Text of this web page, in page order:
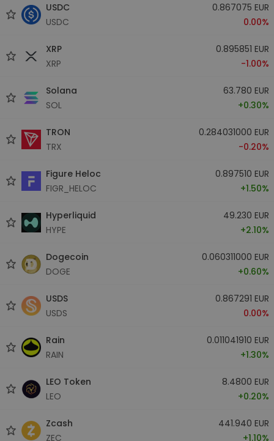
USDC
USDC
0.867075 EUR
0.00%
XRP
XRP
0.895851 EUR
-1.00%
Solana
SOL
63.780 EUR
+0.30%
TRON
TRX
0.284031000 EUR
-0.20%
Figure Heloc
FIGR_HELOC
0.897510 EUR
+1.50%
Hyperliquid
HYPE
49.230 EUR
+2.10%
Dogecoin
DOGE
0.060311000 EUR
+0.60%
USDS
USDS
0.867291 EUR
0.00%
Rain
RAIN
0.011041910 EUR
+1.30%
LEO Token
LEO
8.4800 EUR
+0.20%
Zcash
ZEC
441.940 EUR
+1.10%